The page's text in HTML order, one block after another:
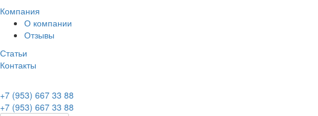
Компания
О компании
Отзывы
Статьи
Контакты
+7 (953) 667 33 88
+7 (953) 667 33 88